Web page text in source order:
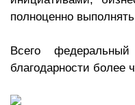
полноценно
Всего
благодарности более